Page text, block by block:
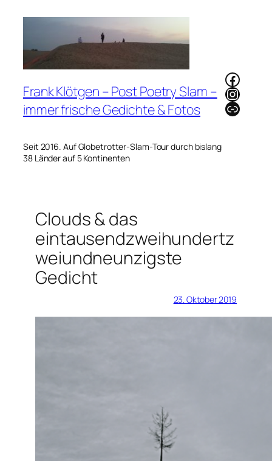
Frank Klötgen – Post Poetry Slam –
immer frische Gedichte & Fotos
Seit 2016. Auf Globetrotter-Slam-Tour durch bislang
38 Länder auf 5 Kontinenten
Link
Clouds & das
eintausendzweihundertz
weiundneunzigste
Gedicht
23. Oktober 2019